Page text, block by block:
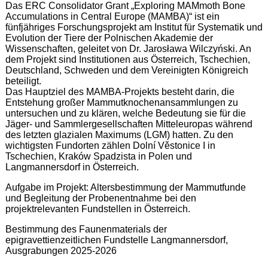
Das ERC Consolidator Grant „Exploring MAMmoth Bone
Accumulations in Central Europe (MAMBA)“ ist ein
fünfjähriges Forschungsprojekt am Institut für Systematik und
Evolution der Tiere der Polnischen Akademie der
Wissenschaften, geleitet von Dr. Jarosława Wilczyński. An
dem Projekt sind Institutionen aus Österreich, Tschechien,
Deutschland, Schweden und dem Vereinigten Königreich
beteiligt.
Das Hauptziel des MAMBA-Projekts besteht darin, die
Entstehung großer Mammutknochenansammlungen zu
untersuchen und zu klären, welche Bedeutung sie für die
Jäger- und Sammlergesellschaften Mitteleuropas während
des letzten glazialen Maximums (LGM) hatten. Zu den
wichtigsten Fundorten zählen Dolní Věstonice I in
Tschechien, Kraków Spadzista in Polen und
Langmannersdorf in Österreich.
Aufgabe im Projekt: Altersbestimmung der Mammutfunde
und Begleitung der Probenentnahme bei den
projektrelevanten Fundstellen in Österreich.
Bestimmung des Faunenmaterials der
epigravettienzeitlichen Fundstelle Langmannersdorf,
Ausgrabungen 2025-2026